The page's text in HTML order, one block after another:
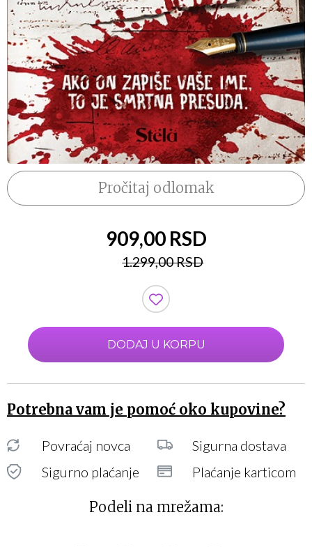
Pročitaj odlomak
909,00 RSD
1.299,00 RSD
DODAJ U KORPU
Potrebna vam je pomoć oko kupovine?
Povraćaj novca
Sigurna dostava
Sigurno plaćanje
Plaćanje karticom
Podeli na mrežama: